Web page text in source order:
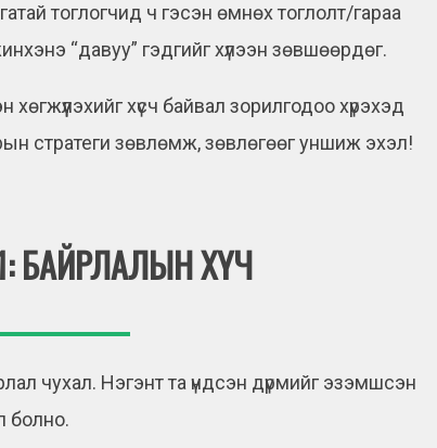
тоглогчид ч гэсэн өмнөх тоглолт/гараа
“давуу” гэдгийг хүлээн зөвшөөрдөг.
хүсч байвал зорилгодоо хүрэхэд
стратеги зөвлөмж, зөвлөгөөг уншиж эхэл!
БАЙРЛАЛЫН ХҮЧ
чухал. Нэгэнт та үндсэн дүрмийг эзэмшсэн
болно.